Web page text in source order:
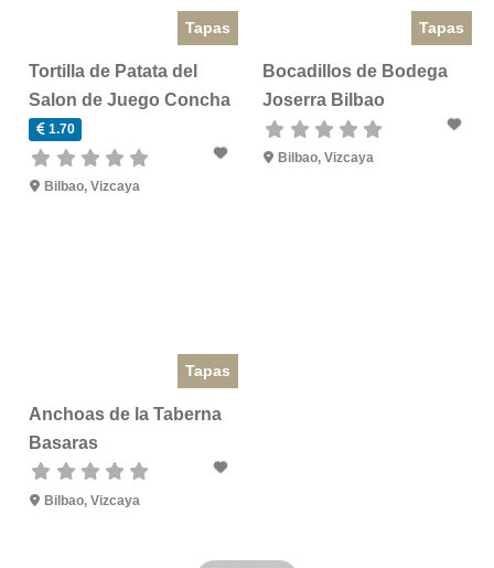
Tapas
Tortilla de Patata del
Salon de Juego Concha
1.70
Bilbao, Vizcaya
Tapas
Bocadillos de Bodega
Joserra Bilbao
Bilbao, Vizcaya
Tapas
Anchoas de la Taberna
Basaras
Bilbao, Vizcaya